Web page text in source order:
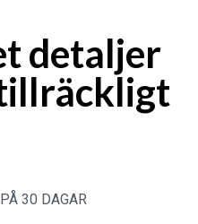
detaljer
30 DAGAR